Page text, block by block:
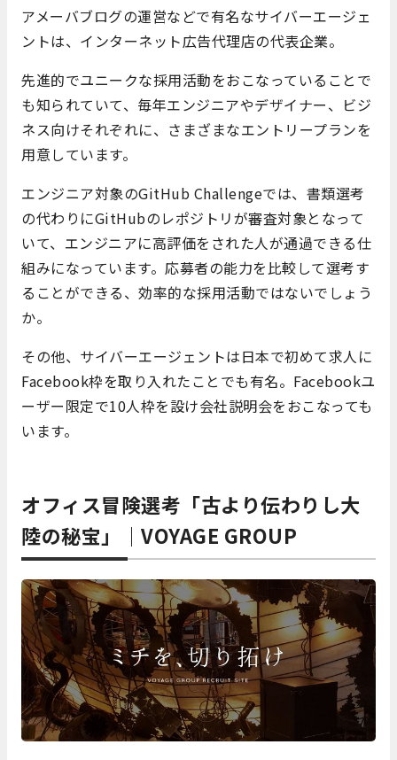
アメーバブログの運営などで有名なサイバーエージェ
ントは、インターネット広告代理店の代表企業。
先進的でユニークな採用活動をおこなっていることで
も知られていて、毎年エンジニアやデザイナー、ビジ
ネス向けそれぞれに、さまざまなエントリープランを
用意しています。
エンジニア対象のGitHub Challengeでは、書類選考
の代わりにGitHubのレポジトリが審査対象となって
いて、エンジニアに高評価をされた人が通過できる仕
組みになっています。応募者の能力を比較して選考す
ることができる、効率的な採用活動ではないでしょう
か。
その他、サイバーエージェントは日本で初めて求人に
Facebook枠を取り入れたことでも有名。Facebookユ
ーザー限定で10人枠を設け会社説明会をおこなっても
います。
オフィス冒険選考「古より伝わりし大
陸の秘宝」｜VOYAGE GROUP